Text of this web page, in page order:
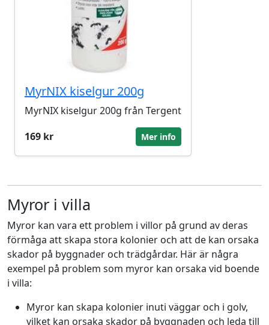
MyrNIX kiselgur 200g
MyrNIX kiselgur 200g från Tergent
169 kr
Mer info
Myror i villa
Myror kan vara ett problem i villor på grund av deras
förmåga att skapa stora kolonier och att de kan orsaka
skador på byggnader och trädgårdar. Här är några
exempel på problem som myror kan orsaka vid boende
i villa:
Myror kan skapa kolonier inuti väggar och i golv,
vilket kan orsaka skador på byggnaden och leda till